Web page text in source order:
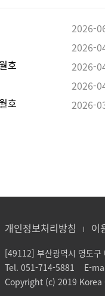
2026-
2026-
호
2026-
2026-
호
2026-
개인정보처리방침 이
[49112] 부산광역시 영도구
Tel. 051-714-5881 E-
Copyright (c) 2019